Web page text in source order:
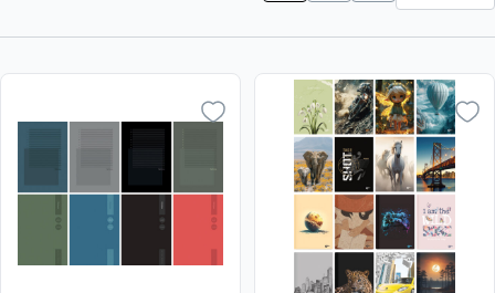
cijena
cijena
Naziv A-
Z
Naziv Z-